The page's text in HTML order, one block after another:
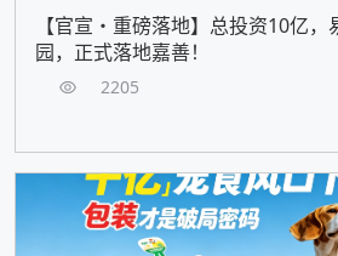
【官宣・重磅落地】总投资10亿
园，正式落地嘉善！
2205